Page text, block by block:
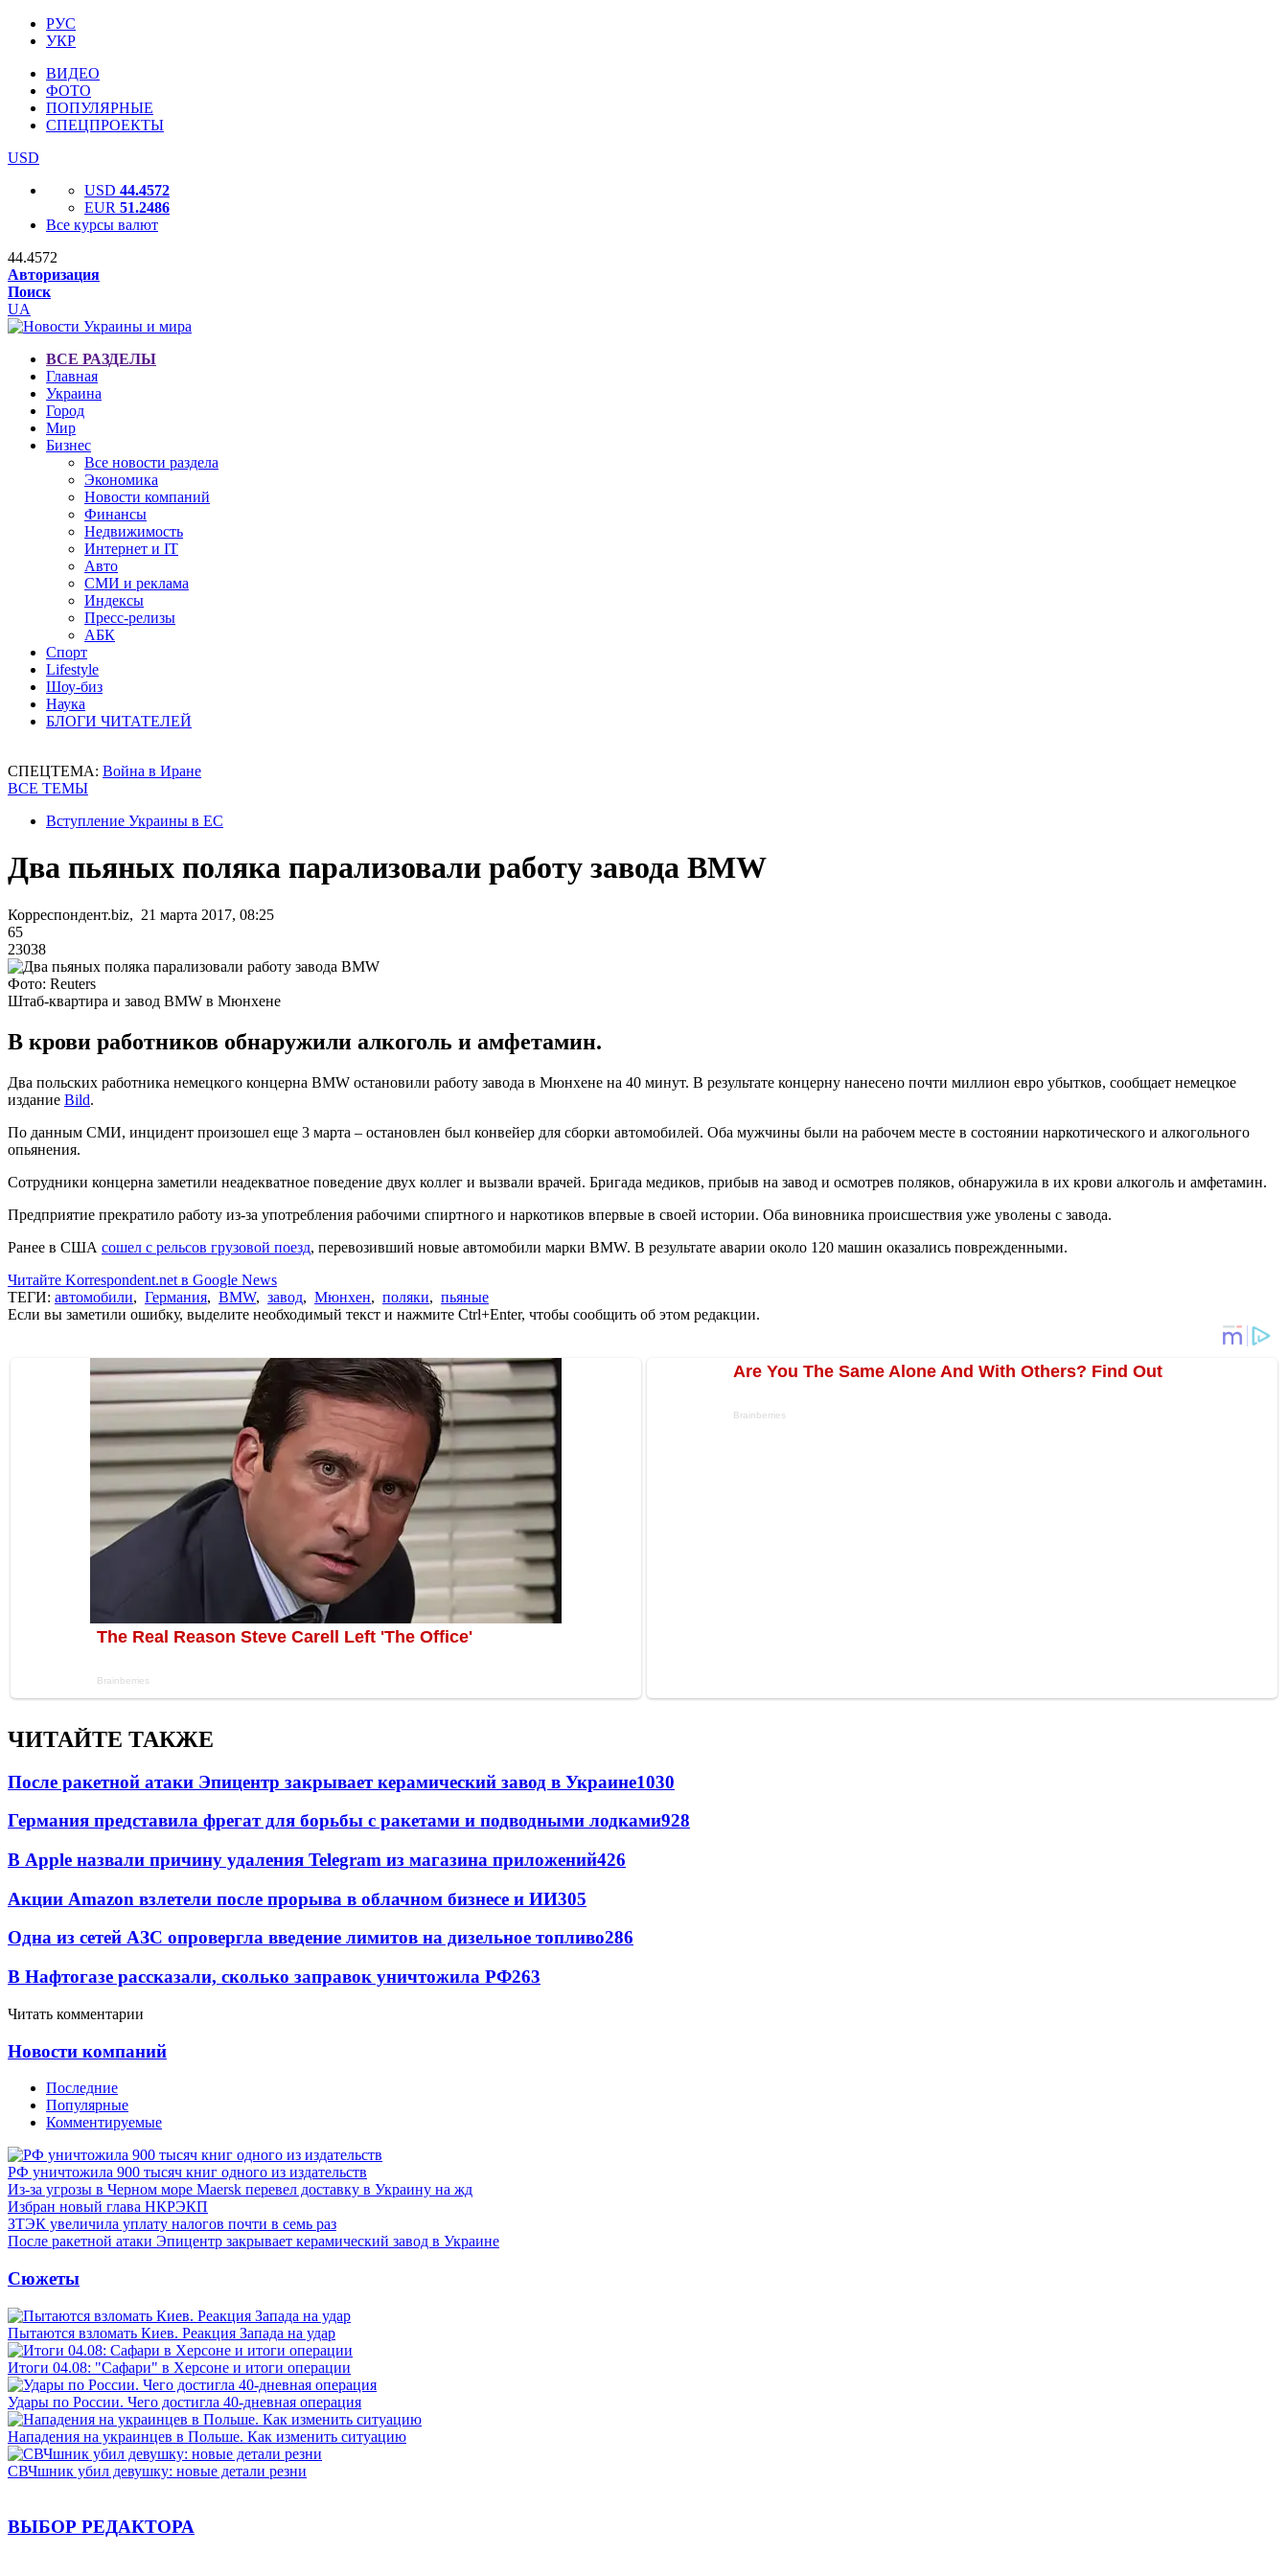
РУС
УКР
ВИДЕО
ФОТО
ПОПУЛЯРНЫЕ
СПЕЦПРОЕКТЫ
USD
USD 44.4572
EUR 51.2486
Все курсы валют
44.4572
Авторизация
Поиск
UA
ВСЕ РАЗДЕЛЫ
Главная
Украина
Город
Мир
Бизнес
Все новости раздела
Экономика
Новости компаний
Финансы
Недвижимость
Интернет и IT
Авто
СМИ и реклама
Индексы
Пресс-релизы
АБК
Спорт
Lifestyle
Шоу-биз
Наука
БЛОГИ ЧИТАТЕЛЕЙ
СПЕЦТЕМА: Война в Иране
ВСЕ ТЕМЫ
Вступление Украины в ЕС
Два пьяных поляка парализовали работу завода BMW
Корреспондент.biz, 21 марта 2017, 08:25
65
23038
Фото: Reuters
Штаб-квартира и завод BMW в Мюнхене
В крови работников обнаружили алкоголь и амфетамин.
Два польских работника немецкого концерна BMW остановили работу завода в Мюнхене на 40 минут. В результате концерну нанесено почти миллион евро убытков, сообщает немецкое
издание Bild.
По данным СМИ, инцидент произошел еще 3 марта – остановлен был конвейер для сборки автомобилей. Оба мужчины были на рабочем месте в состоянии наркотического и алкогольного
опьянения.
Сотрудники концерна заметили неадекватное поведение двух коллег и вызвали врачей. Бригада медиков, прибыв на завод и осмотрев поляков, обнаружила в их крови алкоголь и амфетамин.
Предприятие прекратило работу из-за употребления рабочими спиртного и наркотиков впервые в своей истории. Оба виновника происшествия уже уволены с завода.
Ранее в США сошел с рельсов грузовой поезд, перевозивший новые автомобили марки BMW. В результате аварии около 120 машин оказались поврежденными.
Читайте Korrespondent.net в Google News
ТЕГИ: автомобили, Германия, BMW, завод, Мюнхен, поляки, пьяные
Если вы заметили ошибку, выделите необходимый текст и нажмите Ctrl+Enter, чтобы сообщить об этом редакции.
ЧИТАЙТЕ ТАКЖЕ
После ракетной атаки Эпицентр закрывает керамический завод в Украине1030
Германия представила фрегат для борьбы с ракетами и подводными лодками928
В Apple назвали причину удаления Telegram из магазина приложений426
Акции Amazon взлетели после прорыва в облачном бизнесе и ИИ305
Одна из сетей АЗС опровергла введение лимитов на дизельное топливо286
В Нафтогазе рассказали, сколько заправок уничтожила РФ263
Читать комментарии
Новости компаний
Последние
Популярные
Комментируемые
РФ уничтожила 900 тысяч книг одного из издательств
Из-за угрозы в Черном море Maersk перевел доставку в Украину на жд
Избран новый глава НКРЭКП
ЗТЭК увеличила уплату налогов почти в семь раз
После ракетной атаки Эпицентр закрывает керамический завод в Украине
Сюжеты
Пытаются взломать Киев. Реакция Запада на удар
Итоги 04.08: "Сафари" в Херсоне и итоги операции
Удары по России. Чего достигла 40-дневная операция
Нападения на украинцев в Польше. Как изменить ситуацию
СВЧшник убил девушку: новые детали резни
ВЫБОР РЕДАКТОРА